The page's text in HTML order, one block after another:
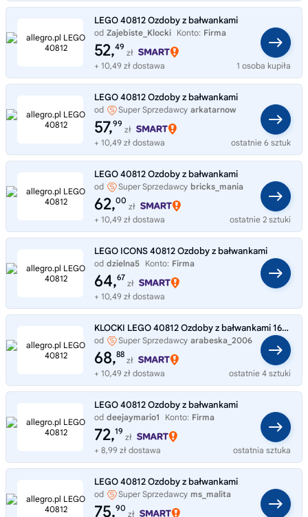
LEGO 40812 Ozdoby z bałwankami
od Zajebiste_Klocki Konto: Firma
52,49
zł
+ 10,49 zł dostawa
1 osoba kupiła
LEGO 40812 Ozdoby z bałwankami
od Super Sprzedawcy arkatarnow
57,99
zł
+ 10,49 zł dostawa
ostatnie 6 sztuk
LEGO 40812 Ozdoby z bałwankami
od Super Sprzedawcy bricks_mania
62,00
zł
+ 10,49 zł dostawa
ostatnie 2 sztuki
LEGO ICONS 40812 Ozdoby z bałwankami
od dzielna5 Konto: Firma
64,67
zł
+ 10,49 zł dostawa
KLOCKI LEGO 40812 Ozdoby z bałwankami 168 elementów 6 lat +
od Super Sprzedawcy arabeska_2006
68,88
zł
+ 10,49 zł dostawa
ostatnie 4 sztuki
LEGO 40812 Ozdoby z bałwankami
od deejaymario1 Konto: Firma
72,19
zł
+ 8,99 zł dostawa
ostatnia sztuka
LEGO 40812 Ozdoby z bałwankami
od Super Sprzedawcy ms_malita
75,90
zł